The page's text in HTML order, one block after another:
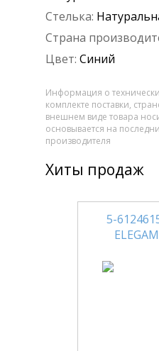
Стелька:
Страна
Цвет: Синий
Информация о
комплекте поставки,
внешнем виде товара
основывается на
производителя
Хиты продаж
5-